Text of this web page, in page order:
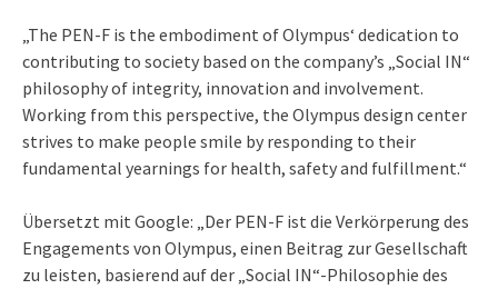
„The PEN-F is the embodiment of Olympus‘ dedication to
contributing to society based on the company’s „Social IN“
philosophy of integrity, innovation and involvement.
Working from this perspective, the Olympus design center
strives to make people smile by responding to their
fundamental yearnings for health, safety and fulfillment.“
Übersetzt mit Google: „Der PEN-F ist die Verkörperung des
Engagements von Olympus, einen Beitrag zur Gesellschaft
zu leisten, basierend auf der „Social IN“-Philosophie des